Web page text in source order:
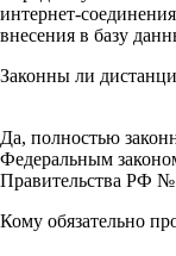
интернет-
внесения в базу
Законны ли
Да, полностью
Федеральным
Правительства РФ №
Кому обязательно